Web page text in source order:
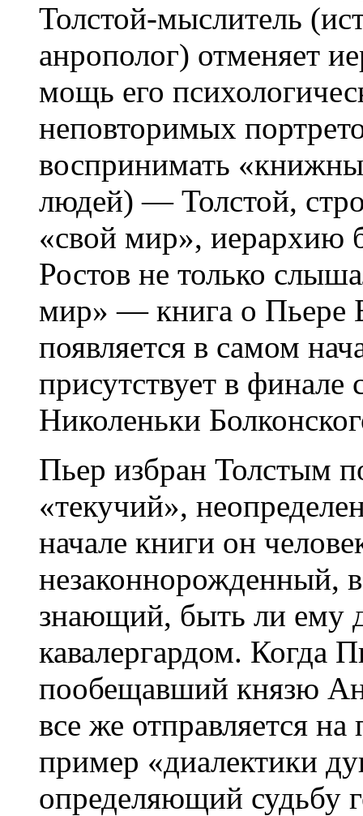
Толстой-мыслитель
анрополог) отменяет
мощь его
неповторимых
воспринимать
людей) — Толстой,
«свой мир», иерархию
Ростов не только
мир» — книга о Пьере
появляется в самом
присутствует в
Николеньки
Пьер избран Толстым
«текучий»,
начале книги он
незаконнорожденный,
знающий, быть ли ему
кавалергардом. Когда
пообещавший князю
все же отправляется
пример «диалектики
определяющий судьбу